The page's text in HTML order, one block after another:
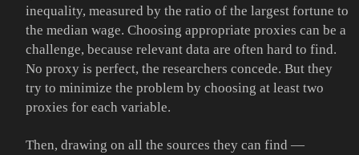
inequality, measured by the ratio of the largest fortune to
the median wage. Choosing appropriate proxies can be a
challenge, because relevant data are often hard to find.
No proxy is perfect, the researchers concede. But they
try to minimize the problem by choosing at least two
proxies for each variable.
Then, drawing on all the sources they can find —